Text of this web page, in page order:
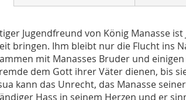
Jugendfreund von König Manasse
bringen. Ihm bleibt nur die Flucht ins
mit Manasses Bruder und
dem Gott ihrer Väter dienen, bis
kann das Unrecht, das Manasse
Hass in seinem Herzen und er